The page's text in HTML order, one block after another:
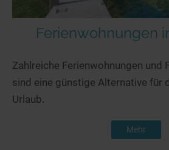
Ferienwohnungen
Zahlreiche Ferienwohnungen und
sind eine günstige Alternative für
Urlaub.
Mehr